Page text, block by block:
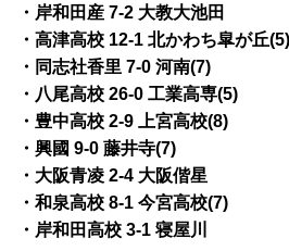
・岸和田産 7-2 大教大池田
・高津高校 12-1 北かわち皐が丘(5)
・同志社香里 7-0 河南(7)
・八尾高校 26-0 工業高専(5)
・豊中高校 2-9 上宮高校(8)
・興國 9-0 藤井寺(7)
・大阪青凌 2-4 大阪偕星
・和泉高校 8-1 今宮高校(7)
・岸和田高校 3-1 寝屋川